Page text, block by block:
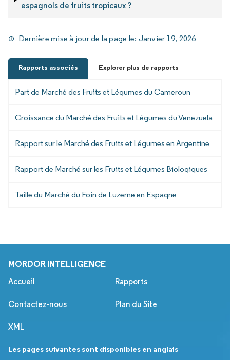
espagnols de fruits tropicaux ?
Dernière mise à jour de la page le: Janvier 19, 2026
Rapports associés Explorer plus de rapports
Part de Marché des Fruits et Légumes du Cameroun
Croissance du Marché des Fruits et Légumes du Venezuela
Rapport sur le Marché des Fruits et Légumes en Argentine
Rapport de Marché sur les Fruits et Légumes Biologiques
Taille du Marché du Foin de Luzerne en Espagne
MORDOR INTELLIGENCE
Accueil Rapports
Contactez-nous Plan du Site
XML
Les pages suivantes sont disponibles en anglais